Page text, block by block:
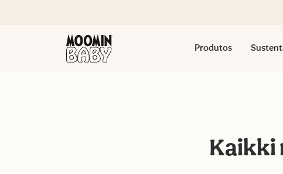
Produtos
Kaikki